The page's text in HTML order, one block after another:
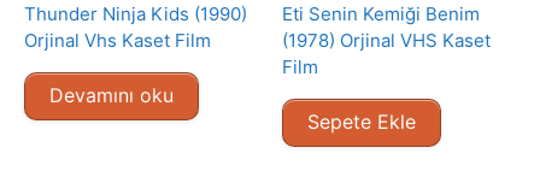
Thunder Ninja Kids (1990)
Orjinal Vhs Kaset Film
Devamını oku
Eti Senin Kemiği Benim
(1978) Orjinal VHS Kaset
Film
Sepete Ekle